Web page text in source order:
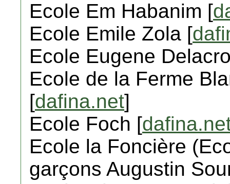
Ecole Em Habanim [
Ecole Emile Zola [
Ecole Eugene
Ecole de la Ferme
[dafina.net]
Ecole Foch [
Ecole la Foncière
garçons Augustin